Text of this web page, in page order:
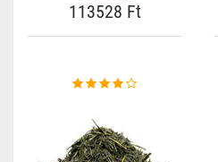
113528 Ft